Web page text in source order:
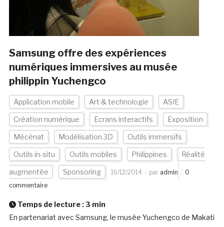
Samsung offre des expériences
numériques immersives au musée
philippin Yuchengco
Application mobile Art & technologie ASIE
Création numérique Ecrans interactifs Exposition
Mécénat Modélisation 3D Outils immersifs
Outils in-situ Outils mobiles Philippines Réalité
augmentée Sponsoring 16/12/2014 par admin
0
commentaire
Temps de lecture : 3 min
En partenariat avec Samsung, le musée Yuchengco de Makati